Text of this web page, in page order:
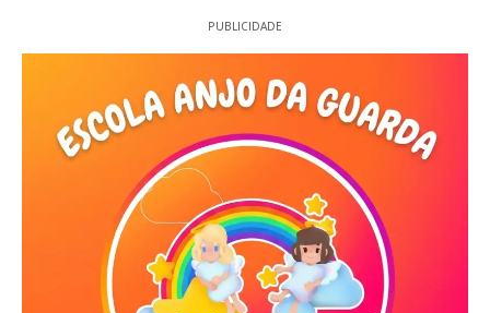
PUBLICIDADE